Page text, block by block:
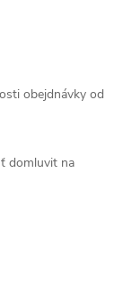
obejdnávky od
domluvit na